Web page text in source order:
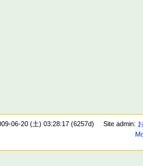
06-20 (土) 03:28:17 (6257d) Site admin: